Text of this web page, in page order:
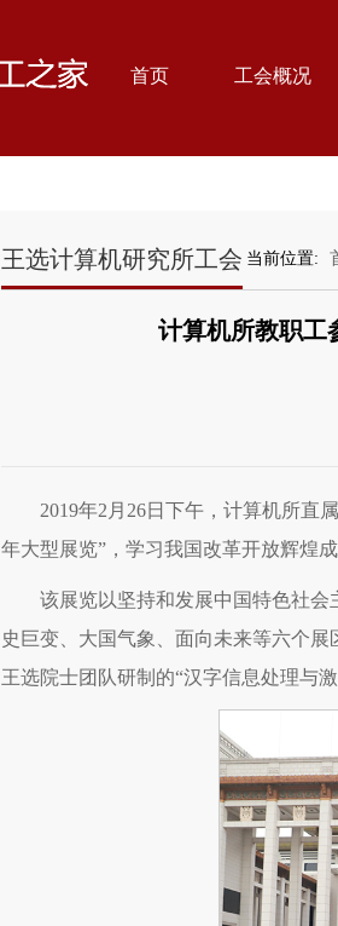
首页 工会概况
王选计算机研究所工会 当前位置:
计算机所教职
2019年2月26日下午，计算机所
年大型展览”，学习我国改革开放辉煌
该展览以坚持和发展中国特色社
史巨变、大国气象、面向未来等六个
王选院士团队研制的“汉字信息处理与